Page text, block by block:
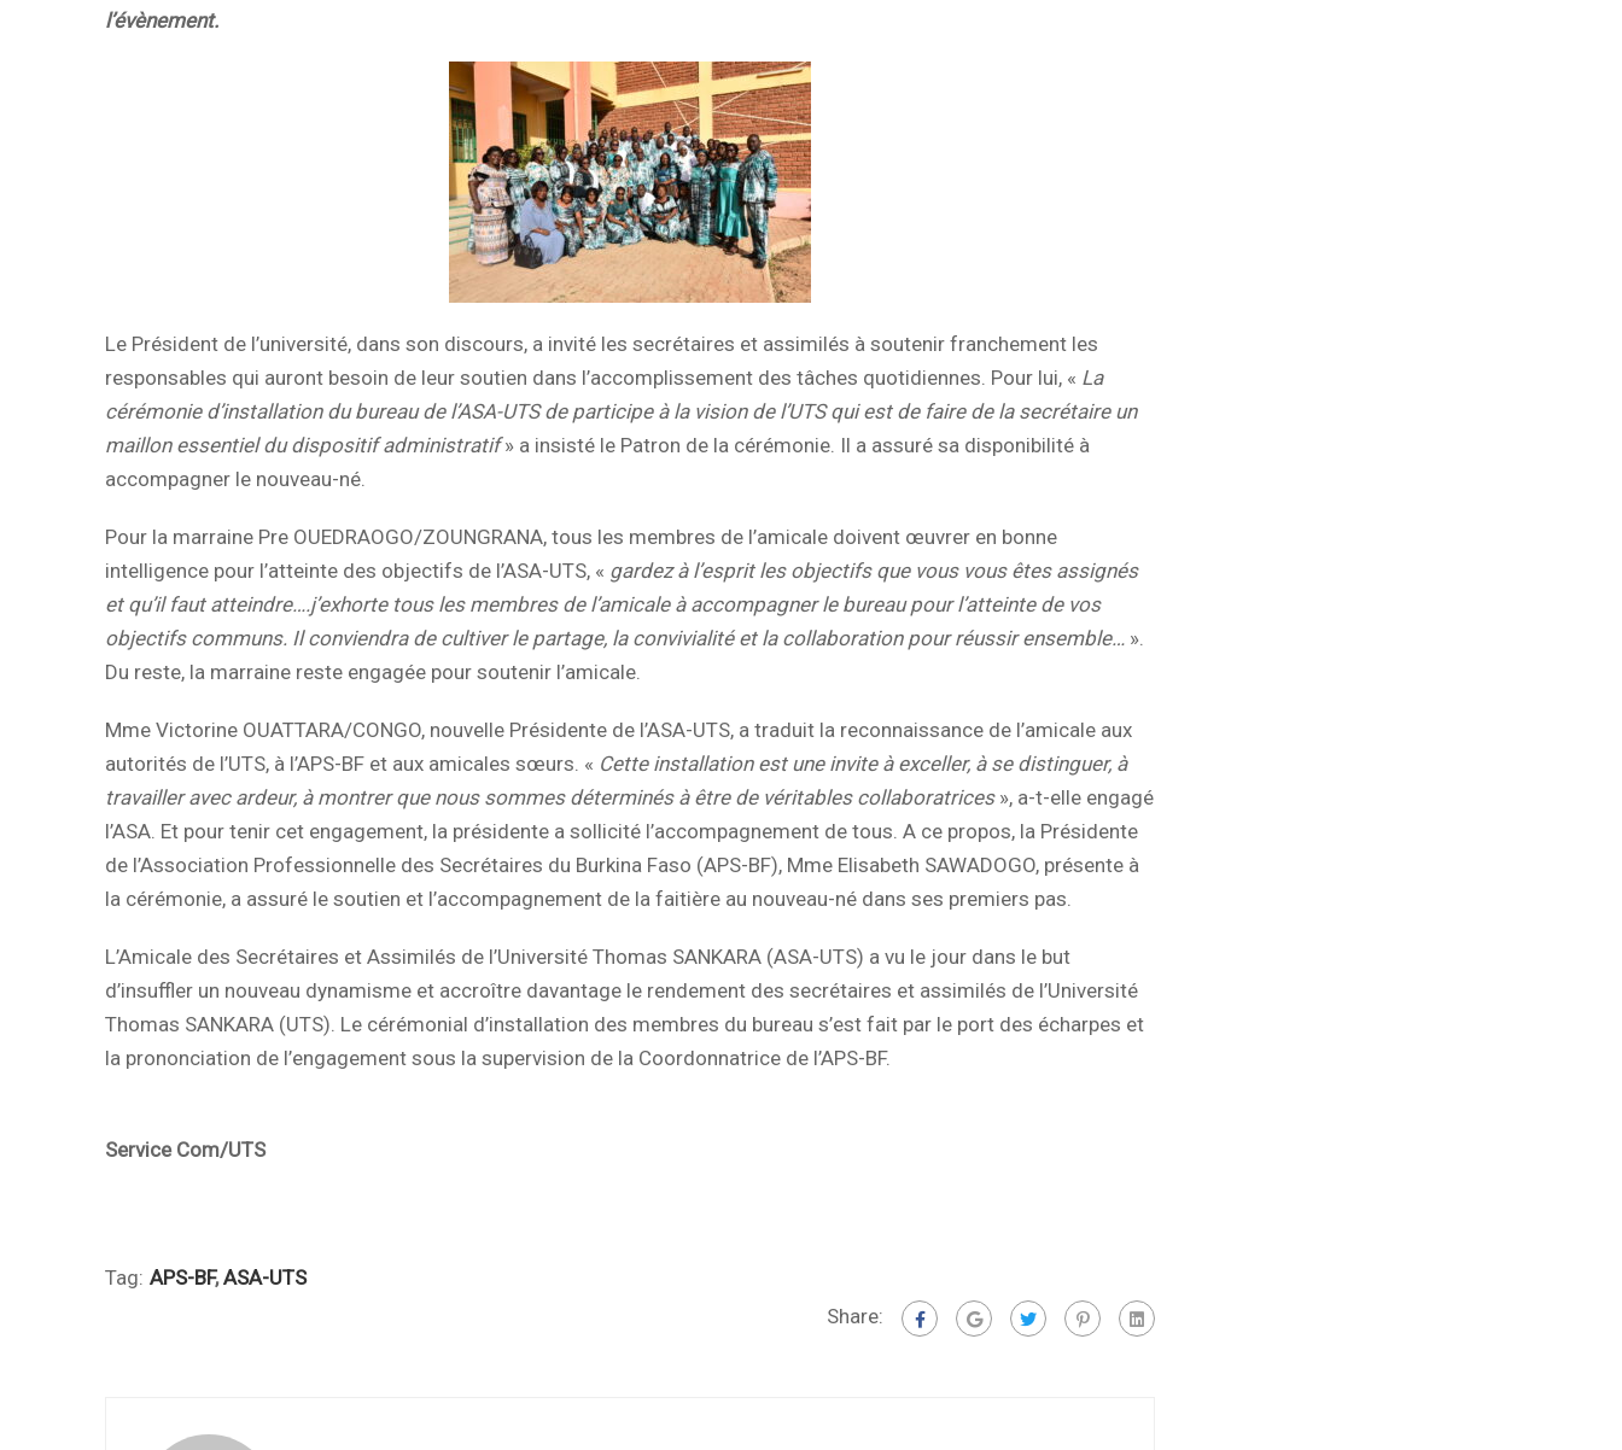
l’évènement.
Le Président de l’université, dans son discours, a invité les secrétaires et assimilés à soutenir franchement les
responsables qui auront besoin de leur soutien dans l’accomplissement des tâches quotidiennes. Pour lui, « La
cérémonie d’installation du bureau de l’ASA-UTS de participe à la vision de l’UTS qui est de faire de la secrétaire un
maillon essentiel du dispositif administratif» a insisté le Patron de la cérémonie. Il a assuré sa disponibilité à
accompagner le nouveau-né.
Pour la marraine Pre OUEDRAOGO/ZOUNGRANA, tous les membres de l’amicale doivent œuvrer en bonne
intelligence pour l’atteinte des objectifs de l’ASA-UTS, « gardez à l’esprit les objectifs que vous vous êtes assignés
et qu’il faut atteindre….j’exhorte tous les membres de l’amicale à accompagner le bureau pour l’atteinte de vos
objectifs communs. Il conviendra de cultiver le partage, la convivialité et la collaboration pour réussir ensemble… ».
Du reste, la marraine reste engagée pour soutenir l’amicale.
Mme Victorine OUATTARA/CONGO, nouvelle Présidente de l’ASA-UTS, a traduit la reconnaissance de l’amicale aux
autorités de l’UTS, à l’APS-BF et aux amicales sœurs. « Cette installation est une invite à exceller, à se distinguer, à
travailler avec ardeur, à montrer que nous sommes déterminés à être de véritables collaboratrices», a-t-elle engagé
l’ASA. Et pour tenir cet engagement, la présidente a sollicité l’accompagnement de tous. A ce propos, la Présidente
de l’Association Professionnelle des Secrétaires du Burkina Faso (APS-BF), Mme Elisabeth SAWADOGO, présente à
la cérémonie, a assuré le soutien et l’accompagnement de la faitière au nouveau-né dans ses premiers pas.
L’Amicale des Secrétaires et Assimilés de l’Université Thomas SANKARA (ASA-UTS) a vu le jour dans le but
d’insuffler un nouveau dynamisme et accroître davantage le rendement des secrétaires et assimilés de l’Université
Thomas SANKARA (UTS). Le cérémonial d’installation des membres du bureau s’est fait par le port des écharpes et
la prononciation de l’engagement sous la supervision de la Coordonnatrice de l’APS-BF.
Service Com/UTS
Tag: APS-BF,ASA-UTS
Share: